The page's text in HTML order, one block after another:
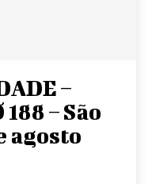
–
188 – São
agosto